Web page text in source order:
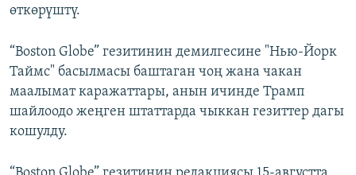
өткөрүштү.
“Boston Globe” гезитинин демилгесине "Нью-Йорк
Таймс" басылмасы баштаган чоң жана чакан
маалымат каражаттары, анын ичинде Трамп
шайлоодо жеңген штаттарда чыккан гезиттер дагы
кошулду.